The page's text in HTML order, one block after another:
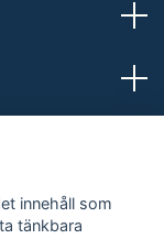
innehåll som
tänkbara